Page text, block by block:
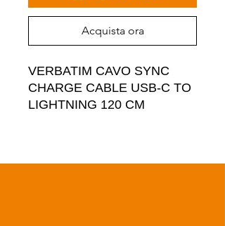
Acquista ora
VERBATIM CAVO SYNC
CHARGE CABLE USB-C TO
LIGHTNING 120 CM